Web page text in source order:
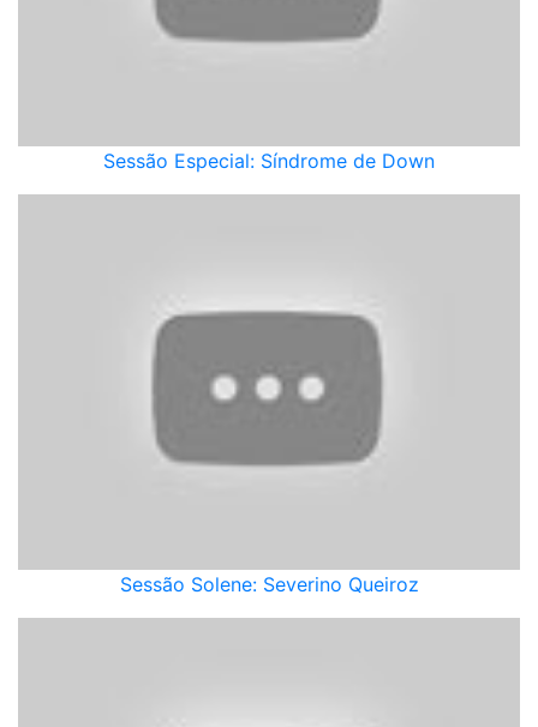
Sessão Especial: Síndrome de Down
Sessão Solene: Severino Queiroz